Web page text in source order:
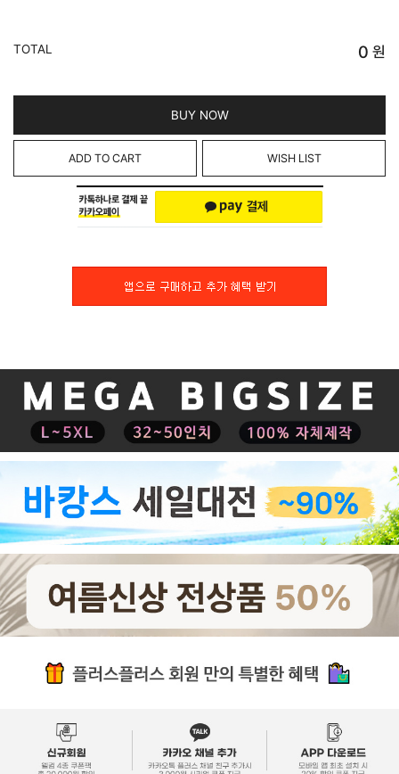
TOTAL 0 원
BUY NOW
ADD TO CART WISH LIST